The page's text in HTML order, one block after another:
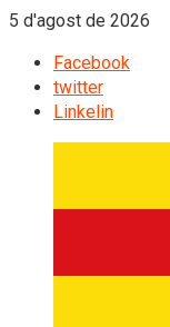
5 d'agost de 2026
Facebook
twitter
Linkelin